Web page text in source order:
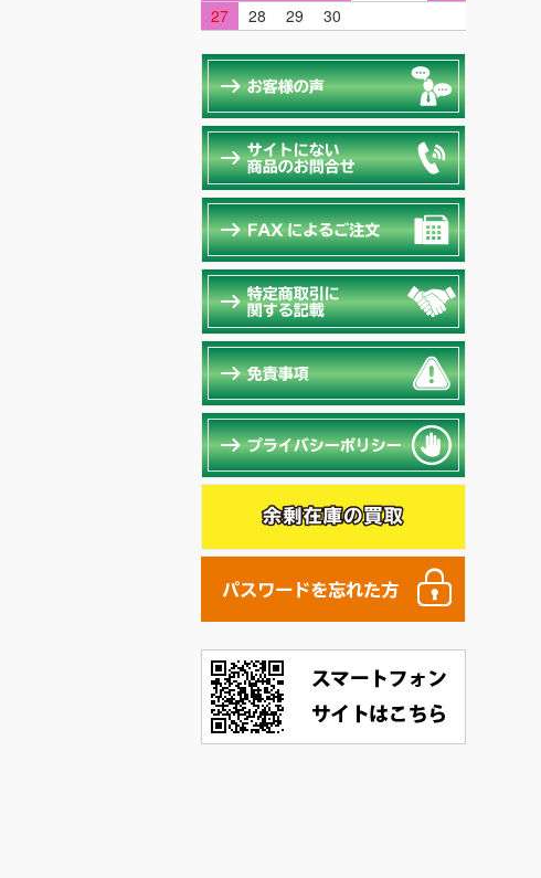
27
28 29 30